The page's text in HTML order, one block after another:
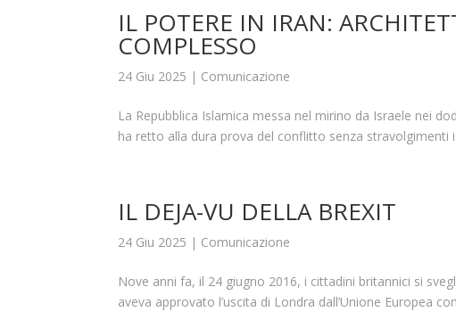
IL POTERE IN IRAN:
COMPLESSO
24 Giu 2025 | Comunicazione
La Repubblica Islamica messa nel mirino da Israele nei
ha retto alla dura prova del conflitto senza stravolgimenti
IL DEJA-VU DELLA BREXIT
24 Giu 2025 | Comunicazione
Nove anni fa, il 24 giugno 2016, i cittadini britannici si
aveva approvato l’uscita di Londra dall’Unione Europea